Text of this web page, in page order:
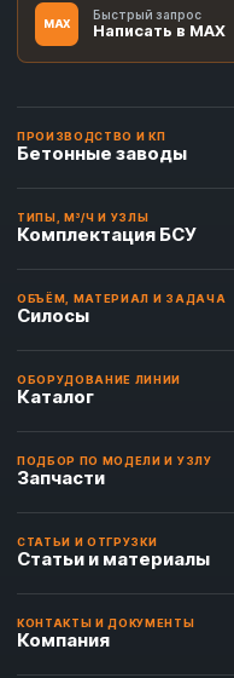
MAX
Быстрый запрос
Написать в MAX
ПРОИЗВОДСТВО И КП
Бетонные заводы
ТИПЫ, М³/Ч И УЗЛЫ
Комплектация БСУ
ОБЪЁМ, МАТЕРИАЛ И ЗАДАЧА
Силосы
ОБОРУДОВАНИЕ ЛИНИИ
Каталог
ПОДБОР ПО МОДЕЛИ И УЗЛУ
Запчасти
СТАТЬИ И ОТГРУЗКИ
Статьи и материалы
КОНТАКТЫ И ДОКУМЕНТЫ
Компания